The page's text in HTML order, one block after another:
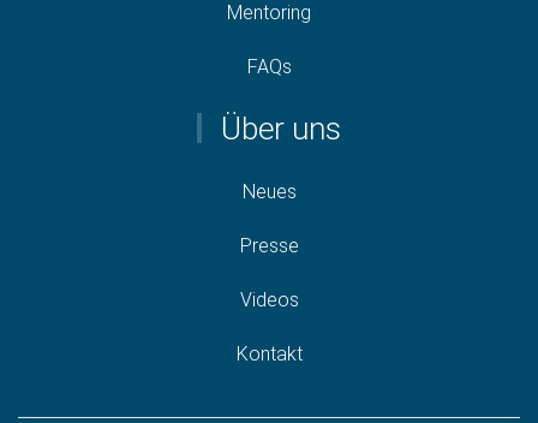
Mentoring
FAQs
Über uns
Neues
Presse
Videos
Kontakt